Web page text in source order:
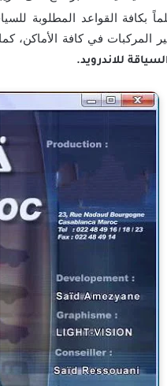
بكافة القواعد المطلوبة
المركبات في كافة الأماكن،
للاندرويد.